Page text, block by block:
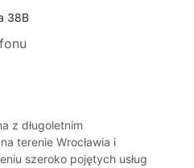
38B
z długoletnim
terenie Wrocławia i
szeroko pojętych usług